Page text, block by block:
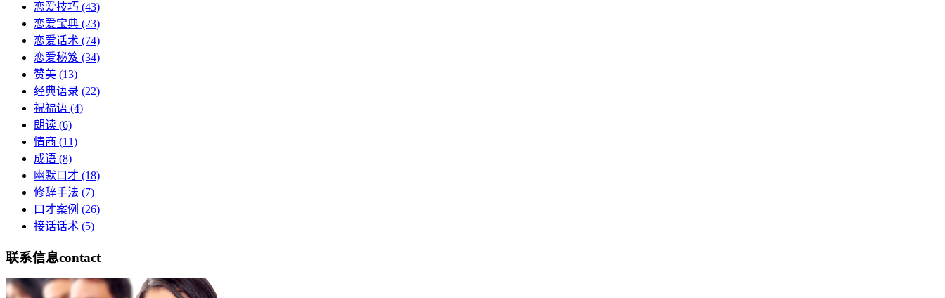
恋爱技巧 (43)
恋爱宝典 (23)
恋爱话术 (74)
恋爱秘笈 (34)
赞美 (13)
经典语录 (22)
祝福语 (4)
朗读 (6)
情商 (11)
成语 (8)
幽默口才 (18)
修辞手法 (7)
口才案例 (26)
接话话术 (5)
联系信息contact